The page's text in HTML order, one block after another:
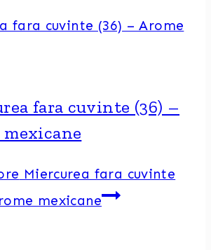
fara cuvinte (36) –
mexicane
Miercurea fara cuvinte
mexicane